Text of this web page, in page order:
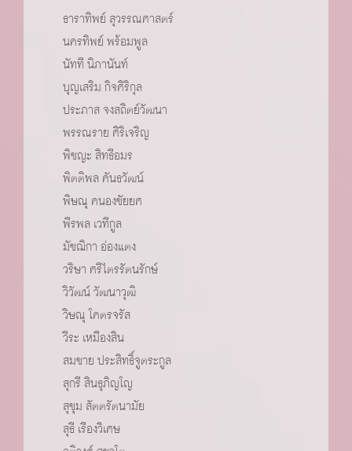
ธาราทิพย์ สุวรรณศาสตร์
นครทิพย์ พร้อมพูล
นัทที นิภานันท์
บุญเสริม กิจศิริกุล
ประภาส จงสถิตย์วัฒนา
พรรณราย ศิริเจริญ
พิชญะ สิทธีอมร
พิตติพล คันธวัฒน์
พิษณุ คนองชัยยศ
พีรพล เวทีกูล
มัชฌิกา อ่องแตง
วริษา ศรีไตรรัตนรักษ์
วิวัฒน์ วัฒนาวุฒิ
วิษณุ โคตรจรัส
วีระ เหมืองสิน
สมชาย ประสิทธิ์จูตระกูล
สุกรี สินธุภิญโญ
สุขุม สัตตรัตนามัย
สุธี เรืองวิเศษ